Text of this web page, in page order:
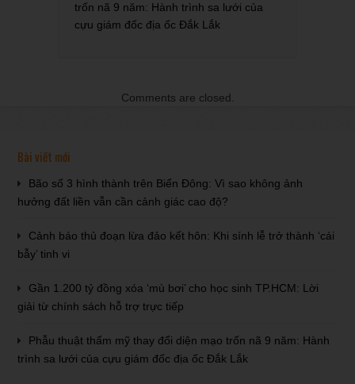
trốn nã 9 năm: Hành trình sa lưới của
cựu giám đốc địa ốc Đắk Lắk
Comments are closed.
Bài viết mới
Bão số 3 hình thành trên Biển Đông: Vì sao không ảnh
hưởng đất liền vẫn cần cảnh giác cao độ?
Cảnh báo thủ đoạn lừa đảo kết hôn: Khi sính lễ trở thành ‘cái
bẫy’ tinh vi
Gần 1.200 tỷ đồng xóa ‘mù bơi’ cho học sinh TP.HCM: Lời
giải từ chính sách hỗ trợ trực tiếp
Phẫu thuật thẩm mỹ thay đổi diện mạo trốn nã 9 năm: Hành
trình sa lưới của cựu giám đốc địa ốc Đắk Lắk